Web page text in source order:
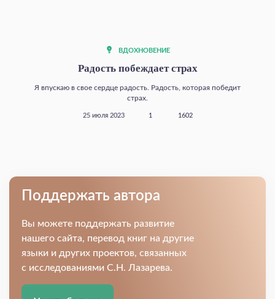
ВДОХНОВЕНИЕ
Радость побеждает страх
Я впускаю в свое сердце радость. Радость, которая победит
страх.
25 июля 2023 1 1602
Поддержать автора
Вы можете поддержать развитие
нашего сайта, перевод книг на другие
языки и других проектов, связанных
с исследованиями С.Н. Лазарева.